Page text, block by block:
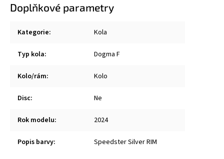
Doplňkové parametry
Kategorie: Kola
Typ kola: Dogma F
Kolo/rám: Kolo
Disc: Ne
Rok modelu: 2024
Popis barvy: Speedster Silver RIM